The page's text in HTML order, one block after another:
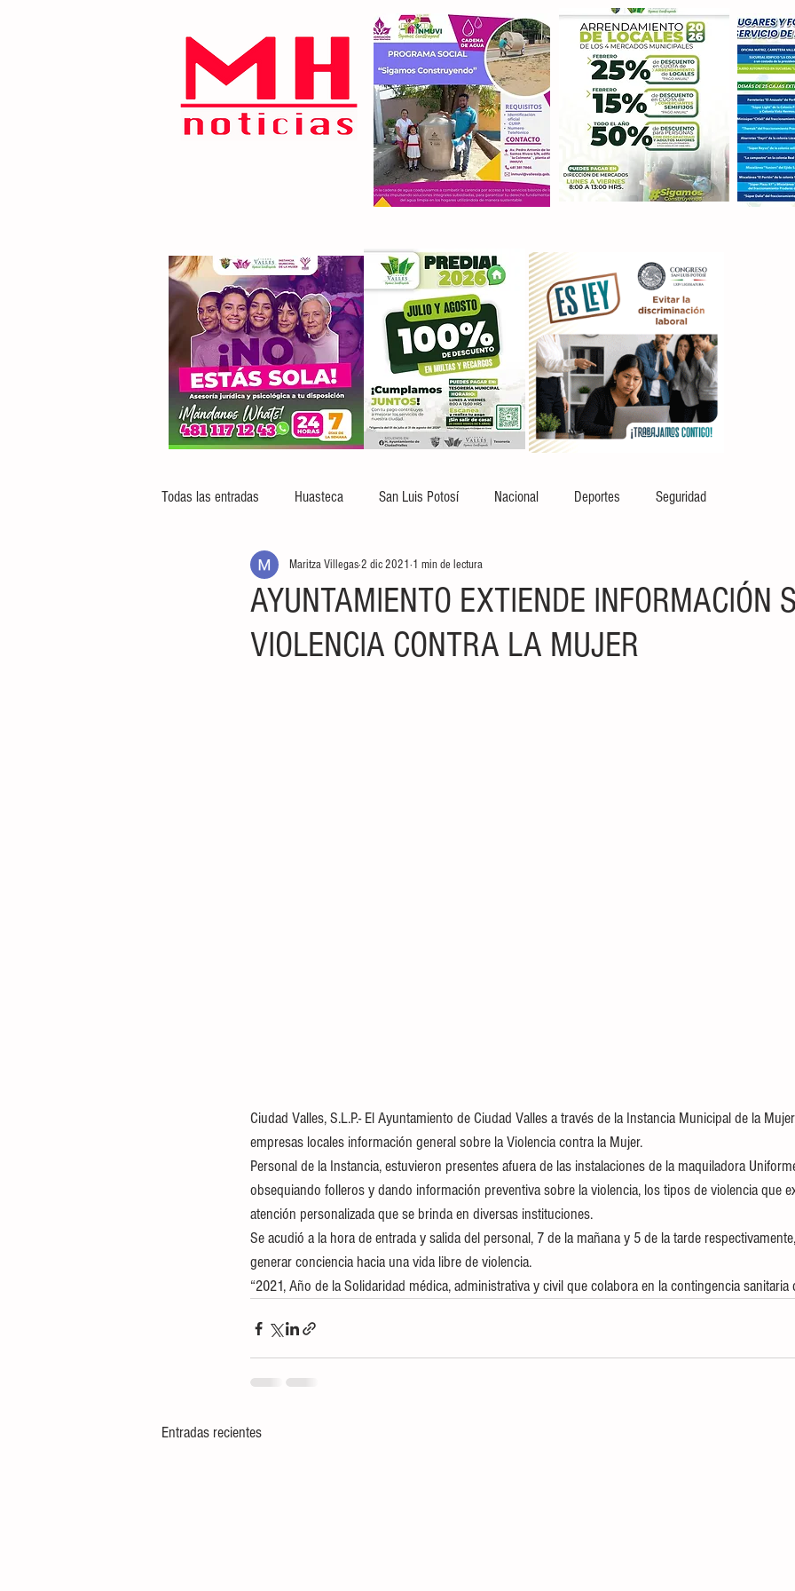
Todas las entradas Huasteca San Luis Potosí Nacional Deportes Seguridad
AYUNTAMIENTO EXTIENDE INFORMACIÓN
VIOLENCIA CONTRA LA MUJER
Maritza Villegas2 dic 2021 1 min de lectura
Ciudad Valles, S.L.P.- El Ayuntamiento de Ciudad Valles a través de la Instancia Municipal de la
empresas locales información general sobre la Violencia contra la Mujer.
Personal de la Instancia, estuvieron presentes afuera de las instalaciones de la maquiladora
obsequiando folleros y dando información preventiva sobre la violencia, los tipos de violencia que
atención personalizada que se brinda en diversas instituciones.
Se acudió a la hora de entrada y salida del personal, 7 de la mañana y 5 de la tarde
generar conciencia hacia una vida libre de violencia.
“2021, Año de la Solidaridad médica, administrativa y civil que colabora en la contingencia sanitaria
Entradas recientes